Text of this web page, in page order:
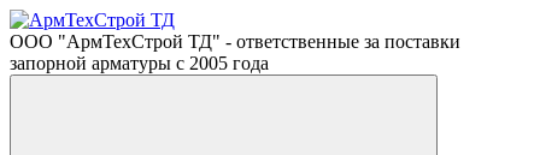
ООО "АрмТехСтрой ТД" - ответственные за поставки
запорной арматуры с 2005 года